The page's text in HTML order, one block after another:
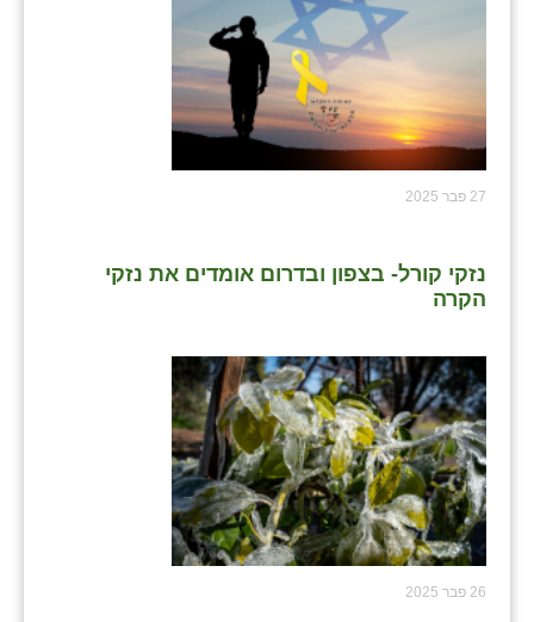
27 פבר 2025
נזקי קורל- בצפון ובדרום אומדים את נזקי
הקרה
26 פבר 2025
נהריה (אג״ש)
עין תמר
קורנית
קלחים
רועי
רימונים
רמות השבים